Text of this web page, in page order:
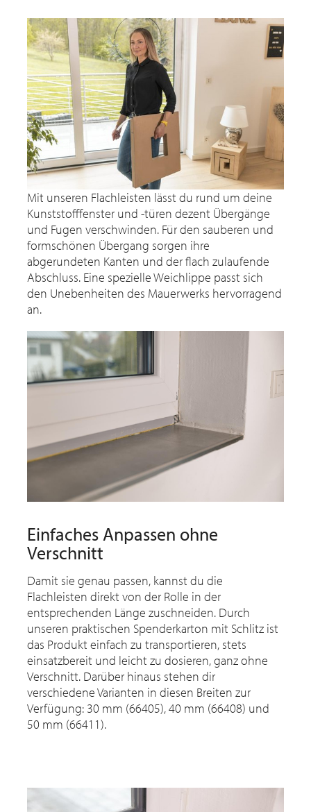
Mit unseren Flachleisten lässt du rund um deine
Kunststofffenster und -türen dezent Übergänge
und Fugen verschwinden. Für den sauberen und
formschönen Übergang sorgen ihre
abgerundeten Kanten und der flach zulaufende
Abschluss. Eine spezielle Weichlippe passt sich
den Unebenheiten des Mauerwerks hervorragend
an.
Einfaches Anpassen ohne
Verschnitt
Damit sie genau passen, kannst du die
Flachleisten direkt von der Rolle in der
entsprechenden Länge zuschneiden. Durch
unseren praktischen Spenderkarton mit Schlitz ist
das Produkt einfach zu transportieren, stets
einsatzbereit und leicht zu dosieren, ganz ohne
Verschnitt. Darüber hinaus stehen dir
verschiedene Varianten in diesen Breiten zur
Verfügung: 30 mm (66405), 40 mm (66408) und
50 mm (66411).